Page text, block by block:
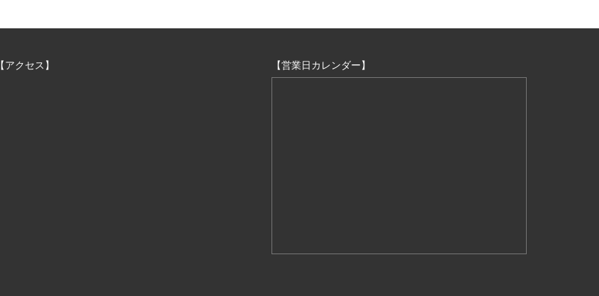
【アクセス】 【営業日カレンダー】